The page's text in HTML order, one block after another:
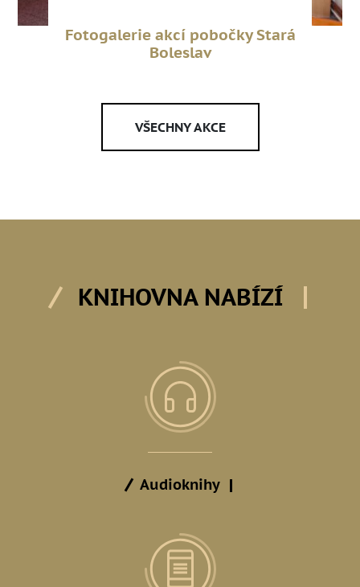
Fotogalerie akcí pobočky Stará
Boleslav
VŠECHNY AKCE
KNIHOVNA NABÍZÍ
Audioknihy